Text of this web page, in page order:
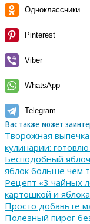
Одноклассники
Pinterest
Viber
WhatsApp
Telegram
Вас также может
Творожная
кулинарии:
Бесподобный
яблок больше чем
Рецепт «3 чайных
картошкой и
Просто добавьте
Полезный пирог